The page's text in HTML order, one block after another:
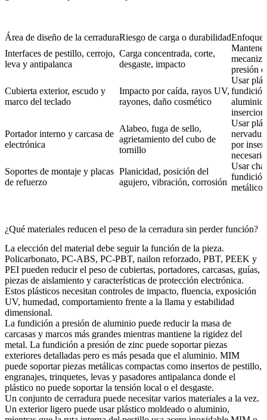
Área de diseño de la cerraduraRiesgo de carga o durabilidadEnfoque
Interfaces de pestillo, cerrojo,
leva y antipalanca
Carga concentrada, corte,
desgaste, impacto
presión
Cubierta exterior, escudo y
marco del teclado
Impacto por caída, rayos UV,
rayones, daño cosmético
Usar
Portador interno y carcasa de
electrónica
Alabeo, fuga de sello,
agrietamiento del cubo de
tornillo
Usar
por
Soportes de montaje y placas
de refuerzo
Planicidad, posición del
agujero, vibración, corrosión
Usar
metálico
¿Qué materiales reducen el peso de la cerradura sin perder función?
La elección del material debe seguir la función de la pieza.
Policarbonato, PC-ABS, PC-PBT, nailon reforzado, PBT, PEEK y
PEI pueden reducir el peso de cubiertas, portadores, carcasas, guías,
piezas de aislamiento y características de protección electrónica.
Estos plásticos necesitan controles de impacto, fluencia, exposición
UV, humedad, comportamiento frente a la llama y estabilidad
dimensional.
La fundición a presión de aluminio puede reducir la masa de
carcasas y marcos más grandes mientras mantiene la rigidez del
metal. La fundición a presión de zinc puede soportar piezas
exteriores detalladas pero es más pesada que el aluminio. MIM
puede soportar piezas metálicas compactas como insertos de pestillo,
engranajes, trinquetes, levas y pasadores antipalanca donde el
plástico no puede soportar la tensión local o el desgaste.
Un conjunto de cerradura puede necesitar varios materiales a la vez.
Un exterior ligero puede usar plástico moldeado o aluminio,